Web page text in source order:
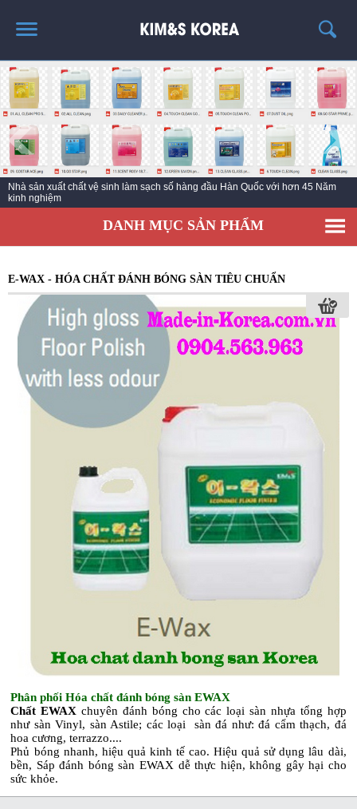
TRANG CHỦ
GIỚI THIỆU
THÔNG TIN SẢN PHẨM
TIN TỨC
LIÊN HỆ
EC KY NƯỚC TẨY RỬA CÔNG NGHIỆP ECO ONE
Nước tẩy rửa vệ sinh làm sạch hàng đầu thế giới trong lĩnh vực làm sạch công
nghiệp
DANH MỤC SẢN PHẨM
E-WAX - HÓA CHẤT ĐÁNH BÓNG SÀN TIÊU CHUẨN
Phân phối Hóa chất đánh bóng sàn EWAX
Chất EWAXchuyên đánh bóng cho các loại sàn nhựa tổng hợp
như sàn Vinyl, sàn Astile; các loại sàn đá như: đá cẩm thạch, đá
hoa cương, terrazzo....
Phủ bóng nhanh, hiệu quả kinh tế cao.Hiệu quả sử dụng lâu dài,
bền, Sáp đánh bóng sàn EWAX dễ thực hiện, không gây hại cho
sức khỏe.